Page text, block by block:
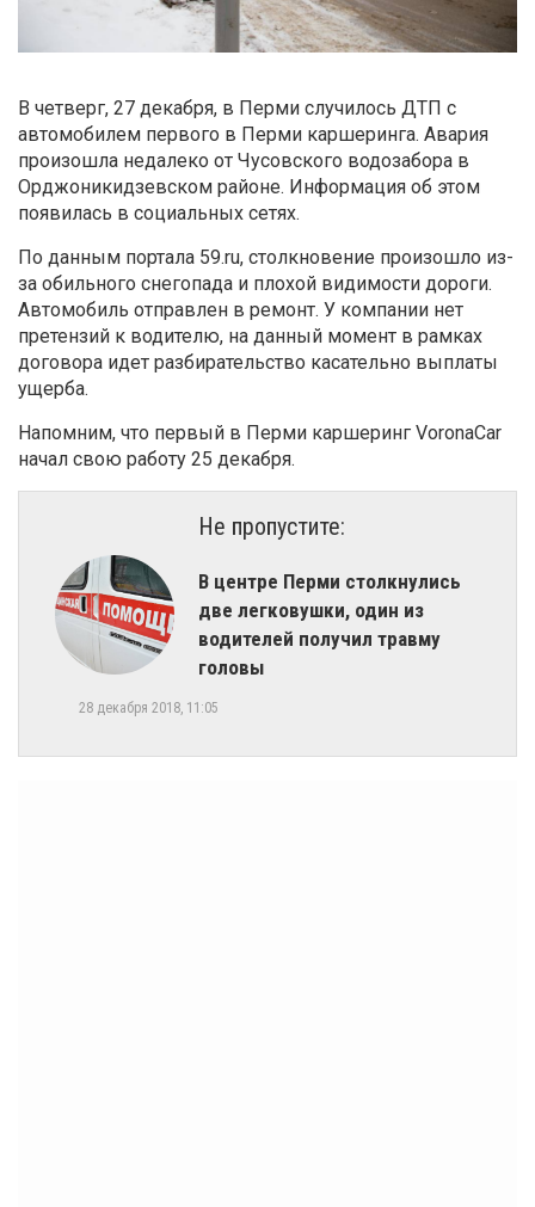
В четверг, 27 декабря, в Перми случилось ДТП с
автомобилем первого в Перми каршеринга. Авария
произошла недалеко от Чусовского водозабора в
Орджоникидзевском районе. Информация об этом
появилась в социальных сетях.
По данным портала 59.ru, столкновение произошло из-
за обильного снегопада и плохой видимости дороги.
Автомобиль отправлен в ремонт. У компании нет
претензий к водителю, на данный момент в рамках
договора идет разбирательство касательно выплаты
ущерба.
Напомним, что первый в Перми каршеринг VoronaCar
начал свою работу 25 декабря.
Не пропустите:
В центре Перми столкнулись
две легковушки, один из
водителей получил травму
головы
28 декабря 2018, 11:05